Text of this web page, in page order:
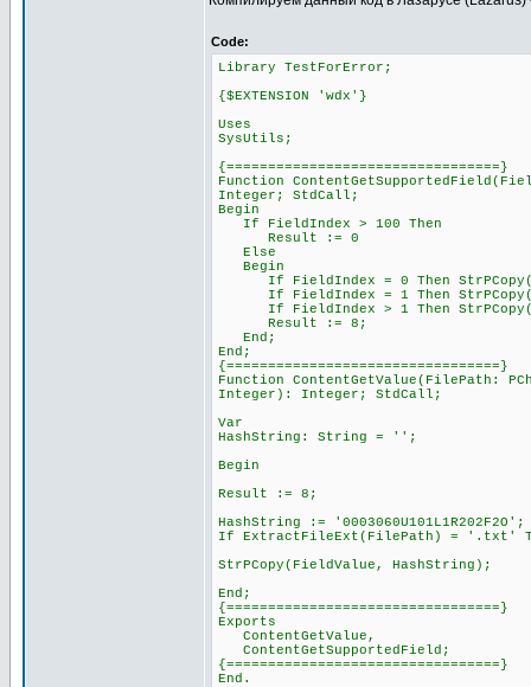
Code:
Library TestForError;
{$EXTENSION 'wdx'}
Uses
SysUtils;
{=================================}
Function
Integer; StdCall;
Begin
If FieldIndex > 100 Then
Result := 0
Else
Begin
If FieldIndex = 0 Then
If FieldIndex = 1 Then
If FieldIndex > 1 Then
Result := 8;
End;
End;
{=================================}
Function ContentGetValue(FilePath:
Integer): Integer; StdCall;
Var
HashString: String = '';
Begin
Result := 8;
HashString := '0003060U101L1R202F2O';
If ExtractFileExt(FilePath) = '.txt'
StrPCopy(FieldValue, HashString);
End;
{=================================}
Exports
ContentGetValue,
ContentGetSupportedField;
{=================================}
End.